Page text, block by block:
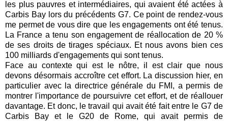
les plus pauvres et intermédiaires, qui avaient été actées à
Carbis Bay lors du précédents G7. Ce point de rendez-vous
me permet de vous dire que les engagements ont été tenus.
La France a tenu son engagement de réallocation de 20 %
de ses droits de tirages spéciaux. Et nous avons bien ces
100 milliards d'engagements qui sont tenus.
Face au contexte qui est le nôtre, il est clair que nous
devons désormais accroître cet effort. La discussion hier, en
particulier avec la directrice générale du FMI, a permis de
montrer l'importance de poursuivre cet effort, et de réallouer
davantage. Et donc, le travail qui avait été fait entre le G7 de
Carbis Bay et le G20 de Rome, qui avait permis de